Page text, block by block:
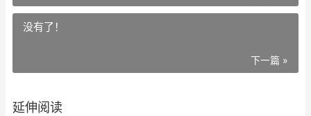
没有了！
下一篇 »
延伸阅读